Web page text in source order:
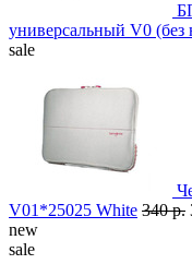
универсальный V0 (без
sale
V01*25025 White 340 р.
new
sale